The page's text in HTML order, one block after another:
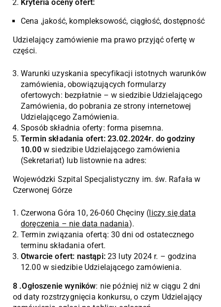
Kryteria oceny ofert:
Cena ,jakość, kompleksowość, ciągłość, dostępność
Udzielający zamówienie ma prawo przyjąć ofertę w
części.
Warunki uzyskania specyfikacji istotnych warunków
zamówienia, obowiązujących formularzy
ofertowych: bezpłatnie – w siedzibie Udzielającego
Zamówienia, do pobrania ze strony internetowej
Udzielającego Zamówienia.
Sposób składnia oferty: forma pisemna.
Termin składania ofert: 23.02.2024r. do godziny
10.00w siedzibie Udzielającego zamówienia
(Sekretariat) lub listownie na adres:
Wojewódzki Szpital Specjalistyczny im. św. Rafała w
Czerwonej Górze
Czerwona Góra 10, 26-060 Chęciny (liczy się data
doręczenia – nie data nadania).
Termin związania ofertą: 30 dni od ostatecznego
terminu składania ofert.
Otwarcie ofert: nastąpi: 23 luty 2024 r. – godzina
12.00 w siedzibie Udzielającego zamówienia.
8 .Ogłoszenie wyników: nie później niż w ciągu 2 dni
od daty rozstrzygnięcia konkursu, o czym Udzielający